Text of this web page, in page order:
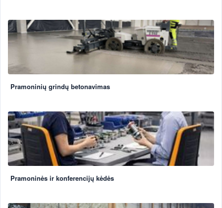
Pramoninių grindų betonavimas
Pramoninės ir konferencijų kėdės